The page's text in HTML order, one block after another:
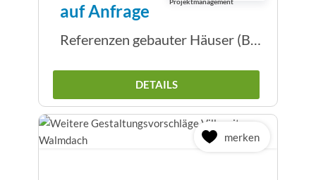
auf Anfrage
Referenzen gebauter Häuser (Beispiele)
DETAILS
merken